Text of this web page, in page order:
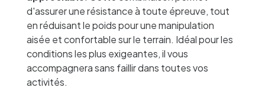
d'assurer une résistance à toute épreuve, tout
en réduisant le poids pour une manipulation
aisée et confortable sur le terrain. Idéal pour les
conditions les plus exigeantes, il vous
accompagnera sans faillir dans toutes vos
activités.